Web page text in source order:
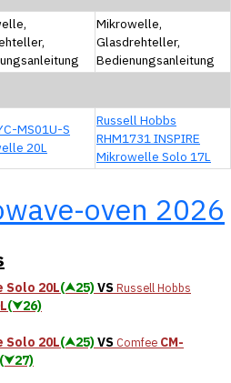
Mikrowelle,
Glasdrehteller,
Bedienungsanleitung
MS01U-S
20L
Russell Hobbs
RHM1731 INSPIRE
Mikrowelle Solo 17L
oven 2026
Solo 20L(⮝25)VSRussell Hobbs
(⮟26)
Solo 20L(⮝25)VS Comfee CM-
(⮟27)